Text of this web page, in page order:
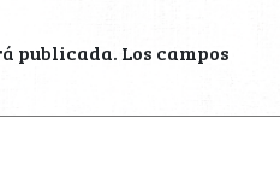
publicada. Los campos